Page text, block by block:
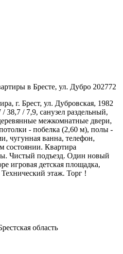
в Бресте, ул. Дубро 202772
г. Брест, ул. Дубровская, 1982
38,7 / 7,9, санузел раздельный,
межкомнатные двери,
- побелка (2,60 м), полы -
чугунная ванна, телефон,
состоянии. Квартира
Чистый подъезд. Один новый
игровая детская площадка,
этаж. Торг !
область